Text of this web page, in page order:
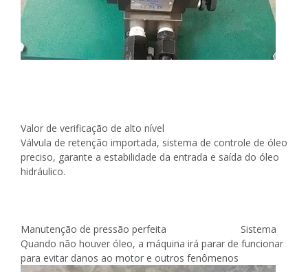
Valor de verificação de alto nível
Válvula de retenção importada, sistema de controle de óleo
preciso, garante a estabilidade da entrada e saída do óleo
hidráulico.
Manutenção de pressão perfeita Sistema
Quando não houver óleo, a máquina irá parar de funcionar
para evitar danos ao motor e outros fenômenos